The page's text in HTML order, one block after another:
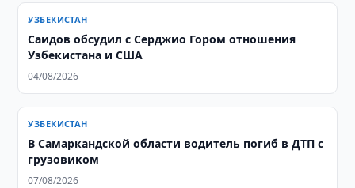
УЗБЕКИСТАН
Саидов обсудил с Серджио Гором отношения
Узбекистана и США
04/08/2026
УЗБЕКИСТАН
В Самаркандской области водитель погиб в ДТП с
грузовиком
07/08/2026